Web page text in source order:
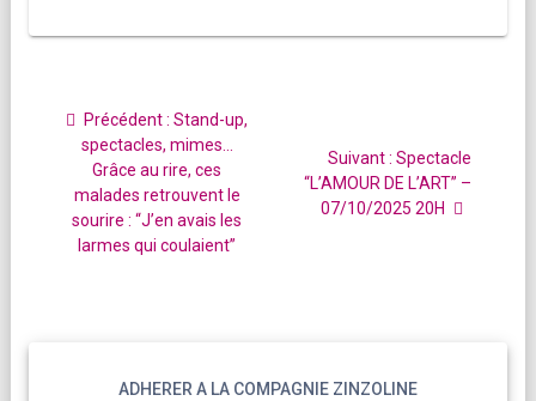
l’article
Précédent : Article
précédent
:
Stand-up,
spectacles, mimes…
Grâce au rire, ces
malades retrouvent le
sourire : “J’en avais les
larmes qui coulaient”
Suivant : Article
suivant
:
Spectacle
“L’AMOUR DE L’ART” –
07/10/2025 20H
ADHERER A LA COMPAGNIE ZINZOLINE